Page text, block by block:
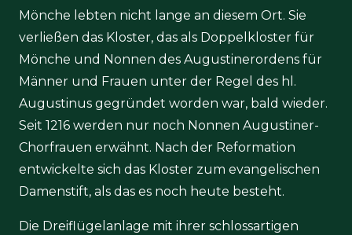
Mönche lebten nicht lange an diesem Ort. Sie
verließen das Kloster, das als Doppelkloster für
Mönche und Nonnen des Augustinerordens für
Männer und Frauen unter der Regel des hl.
Augustinus gegründet worden war, bald wieder.
Seit 1216 werden nur noch Nonnen Augustiner-
Chorfrauen erwähnt. Nach der Reformation
entwickelte sich das Kloster zum evangelischen
Damenstift, als das es noch heute besteht.
Die Dreiflügelanlage mit ihrer schlossartigen